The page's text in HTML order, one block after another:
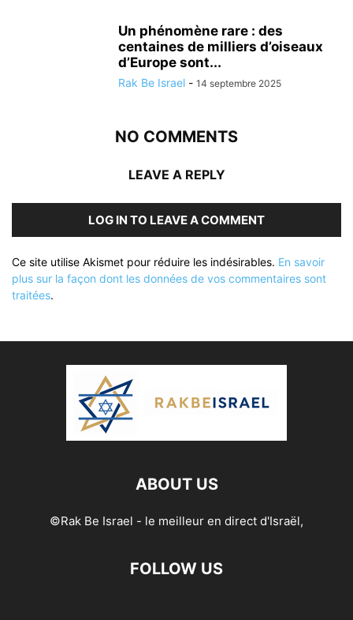
Un phénomène rare : des
centaines de milliers d’oiseaux
d’Europe sont...
Rak Be Israel - 14 septembre 2025
NO COMMENTS
LEAVE A REPLY
LOG IN TO LEAVE A COMMENT
Ce site utilise Akismet pour réduire les indésirables. En savoir
plus sur la façon dont les données de vos commentaires sont
traitées.
ABOUT US
©Rak Be Israel - le meilleur en direct d'Israël,
FOLLOW US